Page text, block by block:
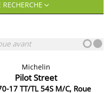
RECHERCHE
avant
Michelin
Pilot Street
17 TT/TL 54S M/C, Roue